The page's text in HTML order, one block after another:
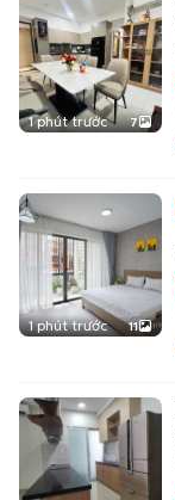
1 phút trước 7
1 phút trước 11